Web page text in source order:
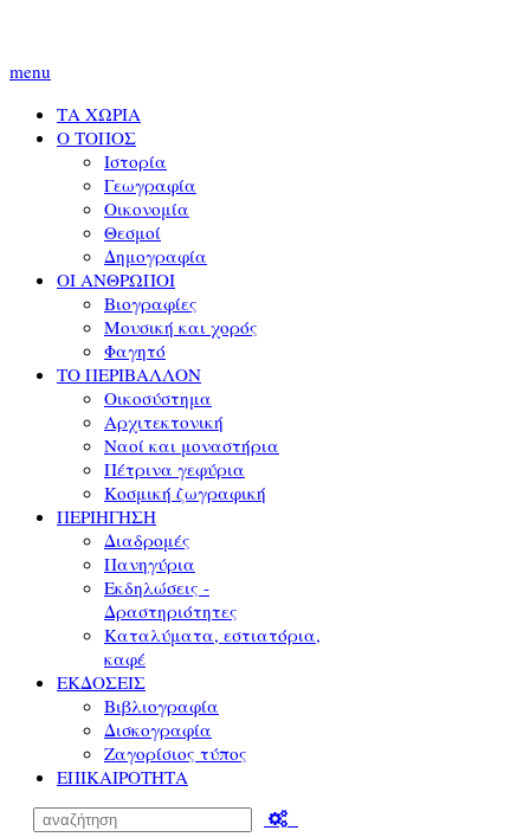
menu
ΤΑ ΧΩΡΙΑ
Ο ΤΟΠΟΣ
Ιστορία
Γεωγραφία
Οικονομία
Θεσμοί
Δημογραφία
ΟΙ ΑΝΘΡΩΠΟΙ
Βιογραφίες
Μουσική και χορός
Φαγητό
ΤΟ ΠΕΡΙΒΑΛΛΟΝ
Οικοσύστημα
Αρχιτεκτονική
Ναοί και μοναστήρια
Πέτρινα γεφύρια
Κοσμική ζωγραφική
ΠΕΡΙΗΓΗΣΗ
Διαδρομές
Πανηγύρια
Εκδηλώσεις -
Δραστηριότητες
Καταλύματα, εστιατόρια,
καφέ
ΕΚΔΟΣΕΙΣ
Βιβλιογραφία
Δισκογραφία
Ζαγορίσιος τύπος
ΕΠΙΚΑΙΡΟΤΗΤΑ